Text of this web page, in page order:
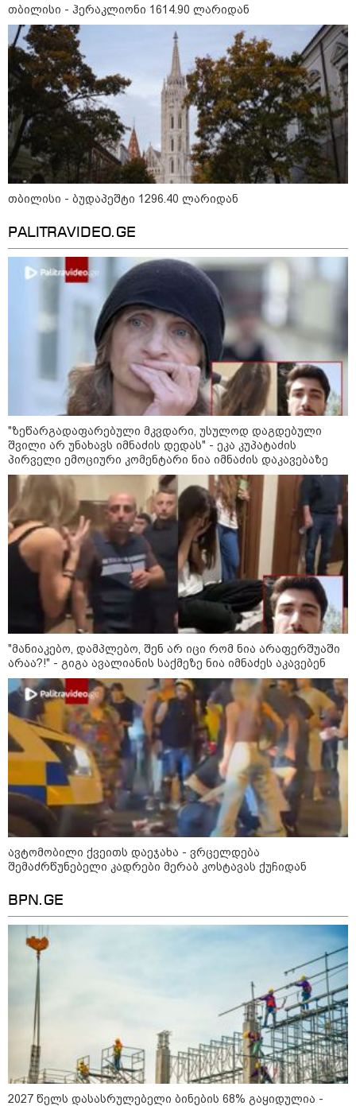
მსოფლიო
ლაიფციგის აეროპორტში უკრაინულ
თვითმფრინავთან ახლოს ასაფეთქებელი
მოწყობილობით აღჭურვილი დრონი
აღმოაჩინეს - რას წერს მედია
23:45 / 05-08-2026
ტრაგედია შოტლანდიაში - 35
წლის მამას 9 წლის
ქალიშვილის მკვლელობაში
ედება ბრალი
13:22 / 05-08-2026
საფრანგეთის სოფელში ტყის
ხანძრის შემდეგ მეორე
მსოფლიო ომის დროინდელი
ასობით ჭურვი აღმოაჩინეს -
"რიგრიგობით
ფეთქდებოდნენ..."
12:38 / 05-08-2026
იტალიაში ქალმა, ლატარიის
ბილეთი, რომელმაც 1 მლნ
მოიგო, შემთხვევით ნაგავში
გადააგდო - ის დასუფთავების
სამსახურის თანამშრომლებმა
ნაგვის მანქანაში იპოვეს
11:10 / 05-08-2026
"სირცხვილი შიგნიდან
აღიარა, რომ "მტრული ქვეყნის“
ანგარიშებიდან 1 მილიონი
კატეგორიის ყველა სიახლე
მკითხველის რჩევით
თბილისი - ჰერაკლიონი 1614.90 ლარიდან
თბილისი - ბუდაპეშტი 1296.40 ლარიდან
PALITRAVIDEO.GE
"ზეწარგადაფარებული მკვდარი, უსულოდ დაგდებული
შვილი არ უნახავს იმნაძის დედას" - ეკა კუპატაძის
პირველი ემოციური კომენტარი ნია იმნაძის დაკავებაზე
"მანიაკებო, დამპლებო, შენ არ იცი რომ ნია არაფერშუაში
არაა?!" - გიგა ავალიანის საქმეზე ნია იმნაძეს აკავებენ
ავტომობილი ქვეითს დაეჯახა - ვრცელდება
შემაძრწუნებელი კადრები მერაბ კოსტავას ქუჩიდან
BPN.GE
2027 წელს დასასრულებელი ბინების 68% გაყიდულია -